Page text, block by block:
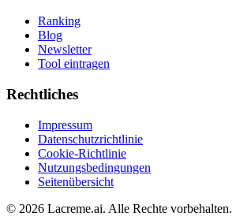
Ranking
Blog
Newsletter
Tool eintragen
Rechtliches
Impressum
Datenschutzrichtlinie
Cookie-Richtlinie
Nutzungsbedingungen
Seitenübersicht
© 2026 Lacreme.ai. Alle Rechte vorbehalten.